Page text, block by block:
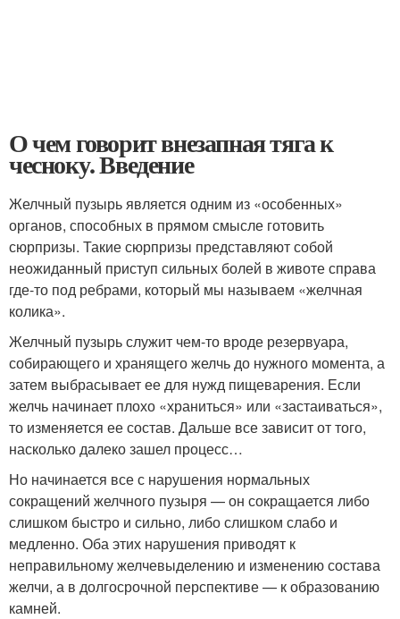
О чем говорит внезапная тяга к
чесноку. Введение
Желчный пузырь является одним из «особенных»
органов, способных в прямом смысле готовить
сюрпризы. Такие сюрпризы представляют собой
неожиданный приступ сильных болей в животе справа
где-то под ребрами, который мы называем «желчная
колика».
Желчный пузырь служит чем-то вроде резервуара,
собирающего и хранящего желчь до нужного момента, а
затем выбрасывает ее для нужд пищеварения. Если
желчь начинает плохо «храниться» или «застаиваться»,
то изменяется ее состав. Дальше все зависит от того,
насколько далеко зашел процесс…
Но начинается все с нарушения нормальных
сокращений желчного пузыря — он сокращается либо
слишком быстро и сильно, либо слишком слабо и
медленно. Оба этих нарушения приводят к
неправильному желчевыделению и изменению состава
желчи, а в долгосрочной перспективе — к образованию
камней.